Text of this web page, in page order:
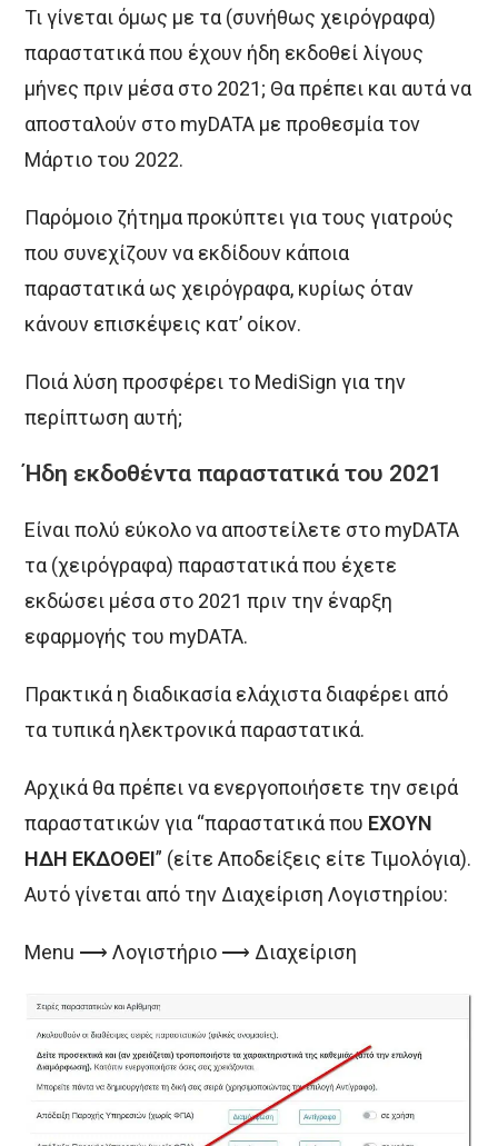
Τι γίνεται όμως με τα (συνήθως χειρόγραφα)
παραστατικά που έχουν ήδη εκδοθεί λίγους
μήνες πριν μέσα στο 2021; Θα πρέπει και αυτά να
αποσταλούν στο myDATA με προθεσμία τον
Μάρτιο του 2022.
Παρόμοιο ζήτημα προκύπτει για τους γιατρούς
που συνεχίζουν να εκδίδουν κάποια
παραστατικά ως χειρόγραφα, κυρίως όταν
κάνουν επισκέψεις κατ’ οίκον.
Ποιά λύση προσφέρει το MediSign για την
περίπτωση αυτή;
Ήδη εκδοθέντα παραστατικά του 2021
Είναι πολύ εύκολο να αποστείλετε στο myDATA
τα (χειρόγραφα) παραστατικά που έχετε
εκδώσει μέσα στο 2021 πριν την έναρξη
εφαρμογής του myDATA.
Πρακτικά η διαδικασία ελάχιστα διαφέρει από
τα τυπικά ηλεκτρονικά παραστατικά.
Αρχικά θα πρέπει να ενεργοποιήσετε την σειρά
παραστατικών για “παραστατικά που ΕΧΟΥΝ
ΗΔΗ ΕΚΔΟΘΕΙ” (είτε Αποδείξεις είτε Τιμολόγια).
Αυτό γίνεται από την Διαχείριση Λογιστηρίου:
Menu ⟶ Λογιστήριο ⟶ Διαχείριση